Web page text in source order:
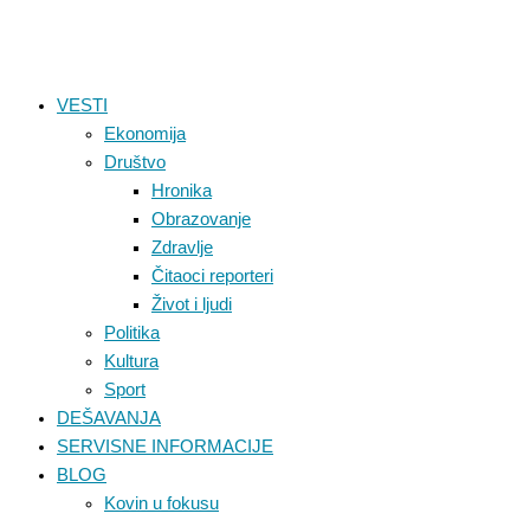
VESTI
Ekonomija
Društvo
Hronika
Obrazovanje
Zdravlje
Čitaoci reporteri
Život i ljudi
Politika
Kultura
Sport
DEŠAVANJA
SERVISNE INFORMACIJE
BLOG
Kovin u fokusu